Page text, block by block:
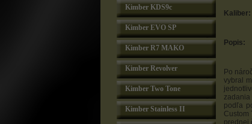
Kimber KDS9c
Kimber EVO SP
Kimber R7 MAKO
Kimber Revolver
Kimber Two Tone
Kimber Stainless II
Popis:
Po
vybral
podľa
Custom
prednej